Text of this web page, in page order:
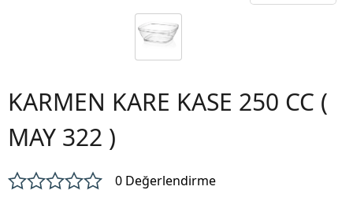
KARMEN KARE KASE 250 CC (
MAY 322 )
0 Değerlendirme